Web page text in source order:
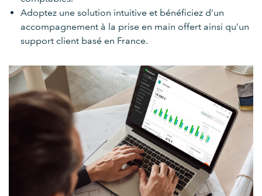
Adoptez une solution intuitive et bénéficiez d’un
accompagnement à la prise en main offert ainsi qu’un
support client basé en France.